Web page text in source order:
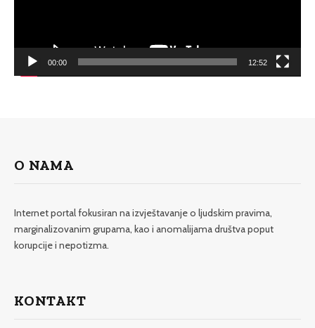
00:00 12:52
O NAMA
Internet portal fokusiran na izvještavanje o ljudskim pravima,
marginalizovanim grupama, kao i anomalijama društva poput
korupcije i nepotizma.
KONTAKT